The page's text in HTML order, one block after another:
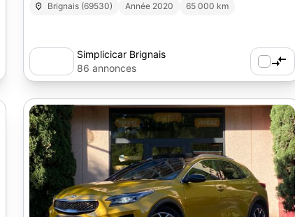
Brignais (69530) Année 2020 65 000 km
Simplicicar Brignais
86 annonces